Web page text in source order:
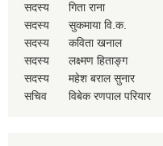
सदस्य
गिता राना
सदस्य
सुकमाया वि.क.
सदस्य
कविता खनाल
सदस्य
लक्ष्मण हिताङ्ग
सदस्य
महेश बराल सुनार
सचिव
विबेक रणपाल परियार